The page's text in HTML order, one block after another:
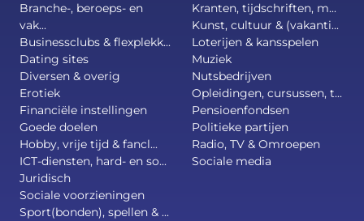
Branche-, beroeps- en
vak...
Businessclubs & flexplekk...
Dating sites
Diversen & overig
Erotiek
Financiële instellingen
Goede doelen
Hobby, vrije tijd & fancl...
ICT-diensten, hard- en so...
Juridisch
Kranten, tijdschriften, m...
Kunst, cultuur & (vakanti...
Loterijen & kansspelen
Muziek
Nutsbedrijven
Opleidingen, cursussen, t...
Pensioenfondsen
Politieke partijen
Radio, TV & Omroepen
Sociale media
Sociale voorzieningen
Sport(bonden), spellen & ...